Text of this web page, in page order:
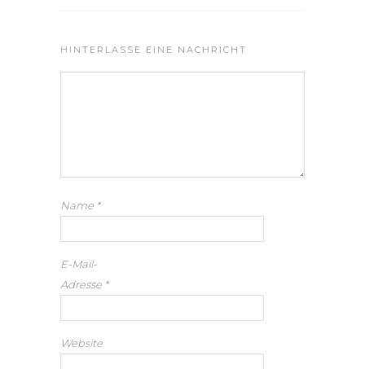
HINTERLASSE EINE NACHRICHT
Name *
E-Mail-
Adresse *
Website